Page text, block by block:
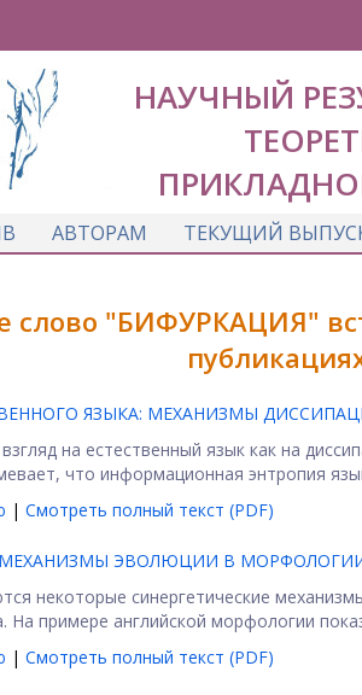
НАУЧНЫЙ
АВТОРАМ ТЕКУЩИЙ
слово "БИФУРКАЦИЯ"
ЯЗЫКА: МЕХАНИЗМЫ
на естественный язык как на
что информационная энтропия
| Смотреть полный текст (PDF)
МЕХАНИЗМЫ ЭВОЛЮЦИИ В
некоторые синергетические
На примере английской морфологии
| Смотреть полный текст (PDF)